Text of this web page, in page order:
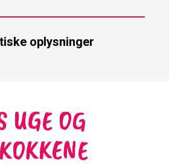
oplysninger
UGE OG